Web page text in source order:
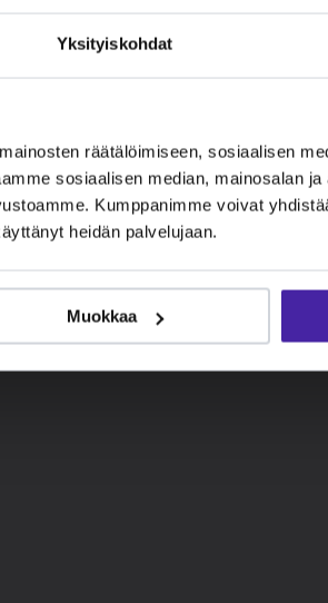
Yksityiskohdat
räätälöimiseen, sosiaalisen
sosiaalisen median, mainosalan ja
Kumppanimme voivat
heidän palvelujaan.
Muokkaa